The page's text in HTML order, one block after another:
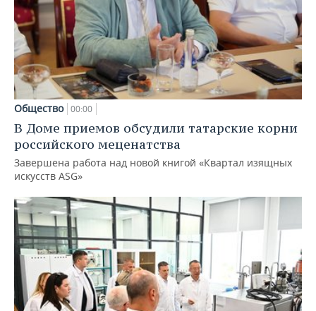
Общество 00:00
В Доме приемов обсудили татарские корни
российского меценатства
Завершена работа над новой книгой «Квартал изящных
искусств ASG»